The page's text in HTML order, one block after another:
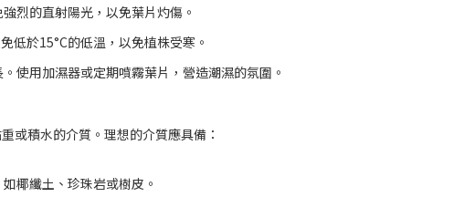
烈的直射陽光，以免葉片灼傷。
低於15°C的低溫，以免植株受寒。
使用加濕器或定期噴霧葉片，營造潮濕的氛圍。
或積水的介質。理想的介質應具備：
椰纖土、珍珠岩或樹皮。